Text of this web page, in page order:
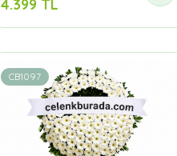
4.399 TL
CB1097